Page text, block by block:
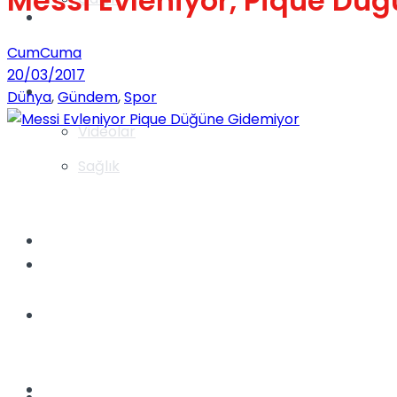
Videolar
Gündem
Yaşam
Sağlık
CumCuma
20/03/2017
Dünya,Gündem,Spor